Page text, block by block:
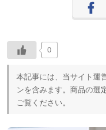
0
本記事には、当サイト運
ンを含みます。商品の選
ご覧ください。